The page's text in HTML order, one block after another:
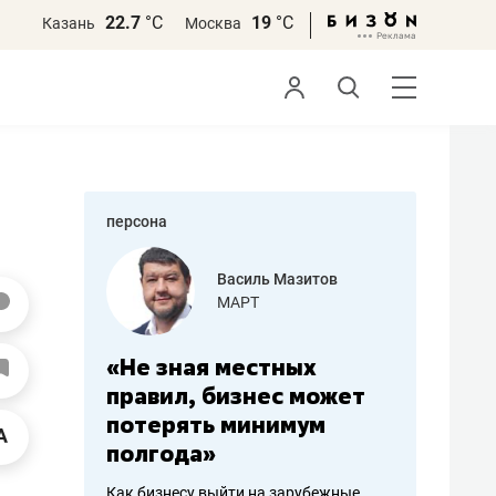
Казань 22.7 °С Москва 19 °С
персона
работа
Василь Мазитов
МАРТ
«Не зная местных
правил, бизнес может
потерять минимум
полгода»